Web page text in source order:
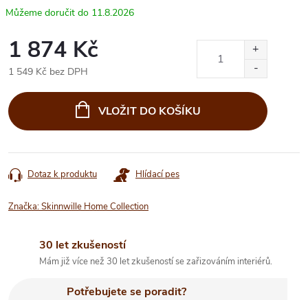
11.8.2026
1 874 Kč
1 549 Kč bez DPH
cena:
VLOŽIT DO KOŠÍKU
Dotaz k produktu Hlídací pes
Značka:Skinnwille Home Collection
30 let zkušeností
Mám již více než 30 let zkušeností se zařizováním interiérů.
Potřebujete se poradit?